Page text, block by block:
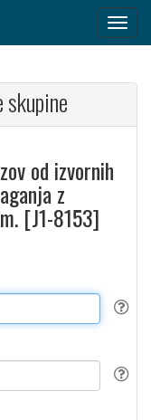
od izvornih
z
[J1-8153]